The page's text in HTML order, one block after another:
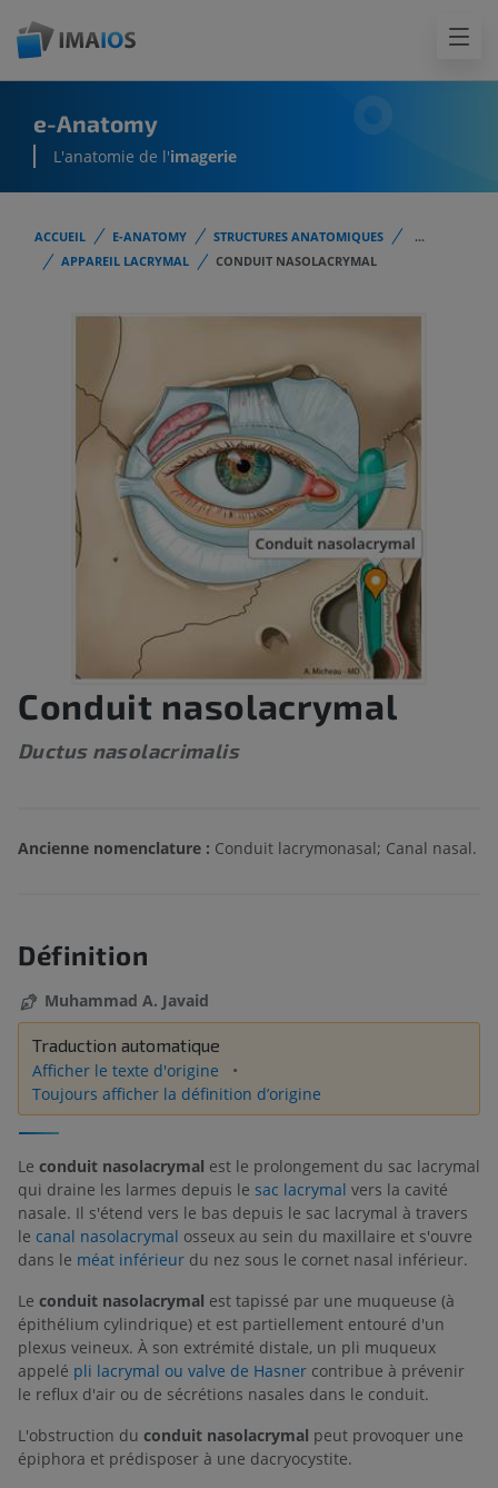
e-Anatomy
L'anatomie de l'imagerie
ACCUEIL E-ANATOMY STRUCTURES ANATOMIQUES
...
APPAREIL LACRYMAL
CONDUIT NASOLACRYMAL
Conduit nasolacrymal
Ductus nasolacrimalis
Ancienne nomenclature : Conduit lacrymonasal; Canal nasal.
Définition
Muhammad A. Javaid
Traduction automatique
Afficher le texte d'origine
Toujours afficher la définition d’origine
Le conduit nasolacrymal est le prolongement du sac lacrymal
qui draine les larmes depuis le sac lacrymal vers la cavité
nasale. Il s'étend vers le bas depuis le sac lacrymal à travers
le canal nasolacrymal osseux au sein du maxillaire et s'ouvre
dans le méat inférieur du nez sous le cornet nasal inférieur.
Le conduit nasolacrymal est tapissé par une muqueuse (à
épithélium cylindrique) et est partiellement entouré d'un
plexus veineux. À son extrémité distale, un pli muqueux
appelé pli lacrymal ou valve de Hasner contribue à prévenir
le reflux d'air ou de sécrétions nasales dans le conduit.
L'obstruction du conduit nasolacrymal peut provoquer une
épiphora et prédisposer à une dacryocystite.